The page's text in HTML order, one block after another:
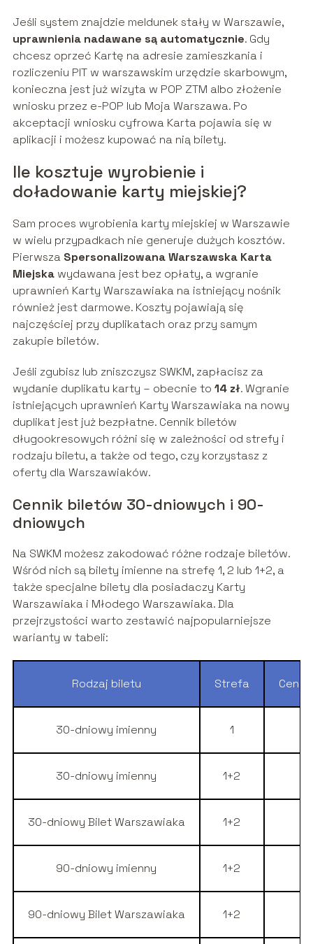
Jeśli system znajdzie meldunek stały w Warszawie,
uprawnienia nadawane są automatycznie. Gdy
chcesz oprzeć Kartę na adresie zamieszkania i
rozliczeniu PIT w warszawskim urzędzie skarbowym,
konieczna jest już wizyta w POP ZTM albo złożenie
wniosku przez e-POP lub Moja Warszawa. Po
akceptacji wniosku cyfrowa Karta pojawia się w
aplikacji i możesz kupować na nią bilety.
Ile kosztuje wyrobienie i
doładowanie karty miejskiej?
Sam proces wyrobienia karty miejskiej w Warszawie
w wielu przypadkach nie generuje dużych kosztów.
Pierwsza Spersonalizowana Warszawska Karta
Miejskawydawana jest bez opłaty, a wgranie
uprawnień Karty Warszawiaka na istniejący nośnik
również jest darmowe. Koszty pojawiają się
najczęściej przy duplikatach oraz przy samym
zakupie biletów.
Jeśli zgubisz lub zniszczysz SWKM, zapłacisz za
wydanie duplikatu karty – obecnie to 14 zł. Wgranie
istniejących uprawnień Karty Warszawiaka na nowy
duplikat jest już bezpłatne. Cennik biletów
długookresowych różni się w zależności od strefy i
rodzaju biletu, a także od tego, czy korzystasz z
oferty dla Warszawiaków.
Cennik biletów 30-dniowych i 90-
dniowych
Na SWKM możesz zakodować różne rodzaje biletów.
Wśród nich są bilety imienne na strefę 1, 2 lub 1+2, a
także specjalne bilety dla posiadaczy Karty
Warszawiaka i Młodego Warszawiaka. Dla
przejrzystości warto zestawić najpopularniejsze
warianty w tabeli:
Rodzaj biletu Strefa Cena
30-dniowy imienny 1
30-dniowy imienny 1+2
30-dniowy Bilet Warszawiaka 1+2
90-dniowy imienny 1+2
90-dniowy Bilet Warszawiaka 1+2